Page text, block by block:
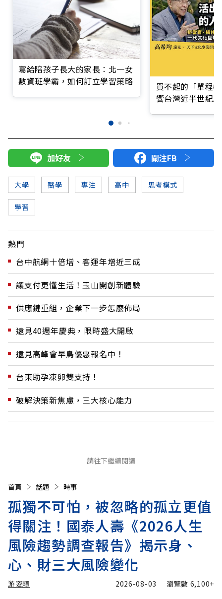
寫給陪孩子長大的家長：北一女
數資班學霸，如何訂立學習策略
買不起的「單程
響台灣近半世紀
加好友 關注FB
大學 醫學 專注 高中 思考模式
學習
熱門
台中航網十倍增、客運年增近三成
讓支付更懂生活！玉山開創新體驗
供應鏈重組，企業下一步怎麼佈局
遠見40週年慶典，限時盛大開啟
遠見高峰會早鳥優惠報名中！
台東助孕凍卵雙支持！
破解決策新焦慮，三大核心能力
請往下繼續閱讀
首頁 話題 時事
孤獨不可怕，被忽略的孤立更值
得關注！國泰人壽《2026人生
風險趨勢調查報告》揭示身、
心、財三大風險變化
游姿穎 2026-08-03 瀏覽數 6,100+